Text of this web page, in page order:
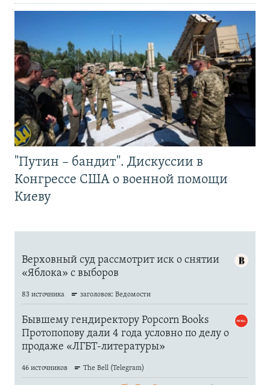
"Путин – бандит". Дискуссии в
Конгрессе США о военной помощи
Киеву